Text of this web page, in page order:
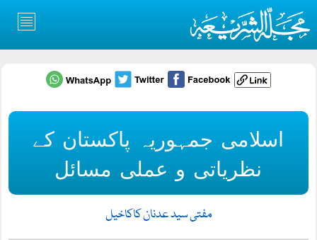
اسلامی جمہوریہ پاکستان کے
نظریاتی و عملی مسائل
مفتی سید عدنان کاکاخیل